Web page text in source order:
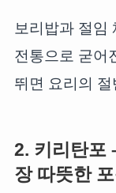
보리밥과 절임
전통으로 굳어
뛰면 요리의
2. 키리탄포
장 따뜻한